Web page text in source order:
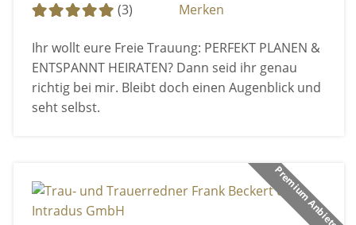
(3)
Merken
Ihr wollt eure Freie Trauung: PERFEKT PLANEN &
ENTSPANNT HEIRATEN? Dann seid ihr genau
richtig bei mir. Bleibt doch einen Augenblick und
seht selbst.
Premium Anbieter